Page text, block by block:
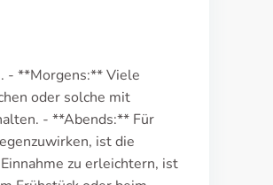
- **Morgens:** Viele
oder solche mit
- **Abends:** Für
ist die
zu erleichtern, ist